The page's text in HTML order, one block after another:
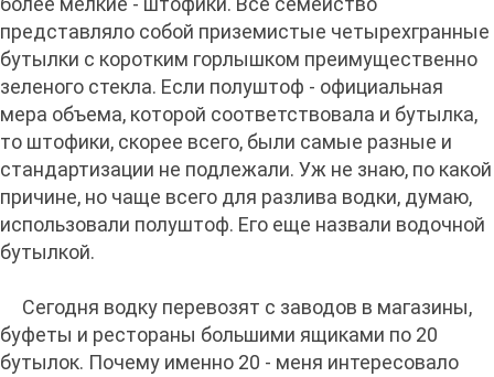
представляло собой приземистые четырехгранные
бутылки с коротким горлышком преимущественно
зеленого стекла. Если полуштоф - официальная
мера объема, которой соответствовала и бутылка,
то штофики, скорее всего, были самые разные и
стандартизации не подлежали. Уж не знаю, по какой
причине, но чаще всего для разлива водки, думаю,
использовали полуштоф. Его еще назвали водочной
бутылкой.
Сегодня водку перевозят с заводов в магазины,
буфеты и рестораны большими ящиками по 20
бутылок. Почему именно 20 - меня интересовало